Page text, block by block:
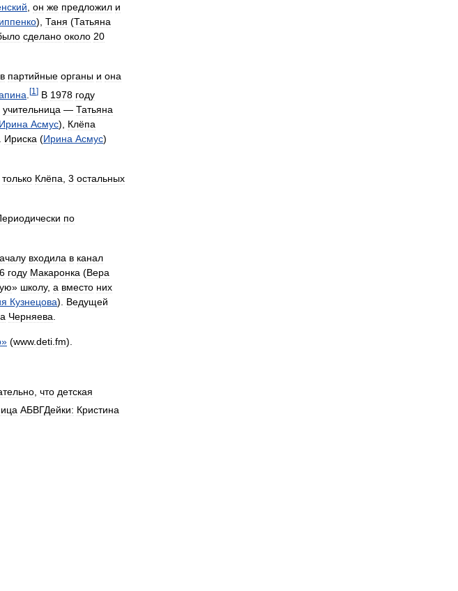
он же предложил и
), Таня (Татьяна
сделано около 20
в партийные органы и она
[1 ] В 1978 году
учительница — Татьяна
Ирина Асмус), Клёпа
Ириска (Ирина Асмус)
только Клёпа 3 остальных
по
входила в канал
году Макаронка (Вера
» школу, а вместо них
Кузнецова). Ведущей
Черняева
» (www.deti fm).
что детская
АБВГДейки: Кристина